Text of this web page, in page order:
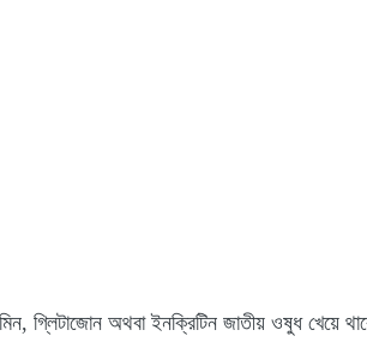
গ্লিটাজোন অথবা ইনক্রিটিন জাতীয় ওষুধ খেয়ে